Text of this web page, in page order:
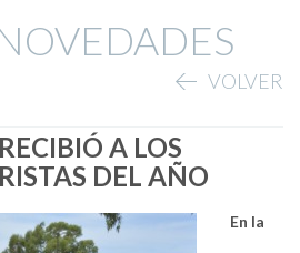
VOLVER
A LOS
DEL AÑO
En la